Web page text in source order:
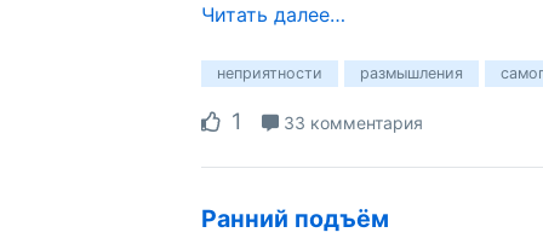
Читать далее…
неприятности размышления
1 33 комментария
Ранний подъём